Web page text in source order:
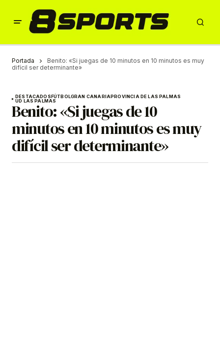
Portada
Benito: «Si juegas de 10 minutos en 10 minutos es muy
difícil ser determinante»
DESTACADOSFÚTBOLGRAN CANARIAPROVINCIA DE LAS PALMAS
UD LAS PALMAS
Benito: «Si juegas de 10
minutos en 10 minutos es muy
difícil ser determinante»